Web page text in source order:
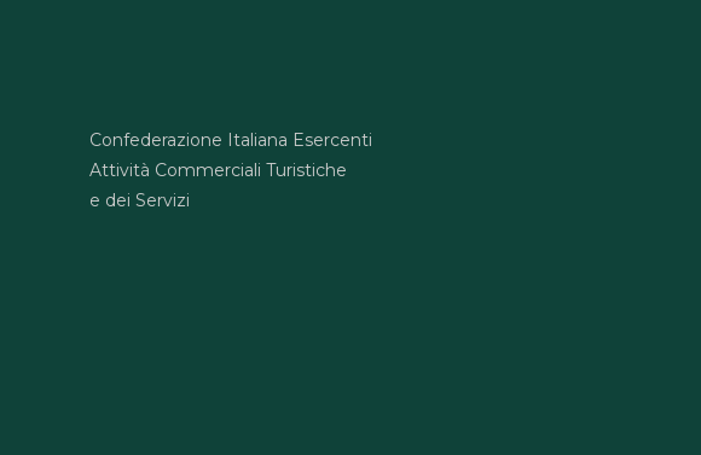
Confederazione Italiana Esercenti
Attività Commerciali Turistiche
e dei Servizi